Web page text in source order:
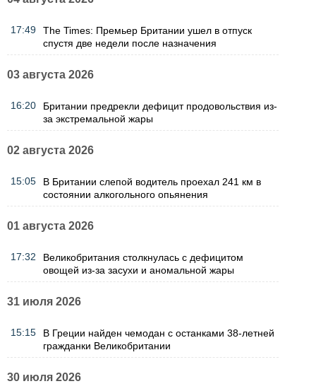
17:49
The Times: Премьер Британии ушел в отпуск
спустя две недели после назначения
03 августа 2026
16:20
Британии предрекли дефицит продовольствия из-
за экстремальной жары
02 августа 2026
15:05
В Британии слепой водитель проехал 241 км в
состоянии алкогольного опьянения
01 августа 2026
17:32
Великобритания столкнулась с дефицитом
овощей из-за засухи и аномальной жары
31 июля 2026
15:15
В Греции найден чемодан с останками 38-летней
гражданки Великобритании
30 июля 2026